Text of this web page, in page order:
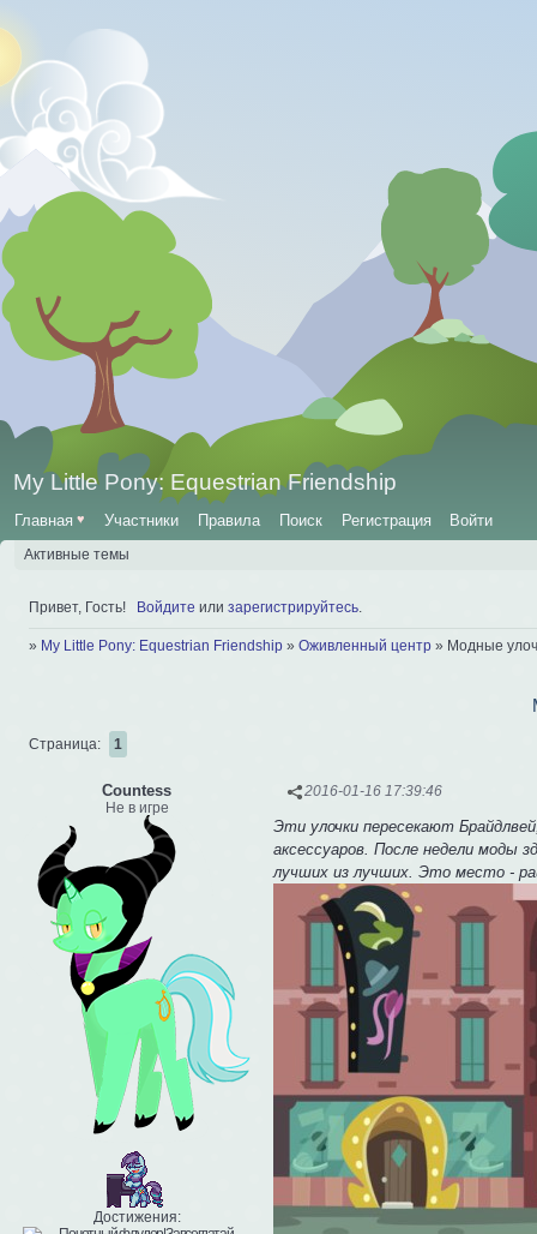
My Little Pony: Equestrian Friendship
Главная ♥ Участники Правила Поиск Регистрация Войти
Активные темы
Привет, Гость! Войдите или зарегистрируйтесь
» My Little Pony: Equestrian Friendship » Оживленный центр » Модные
Страница: 1
2016-01-16 17:39:46
Сountess
Не в игре
Достижения:
Эти улочки пересекают
аксессуаров. После недели моды
лучших из лучших. Это место -